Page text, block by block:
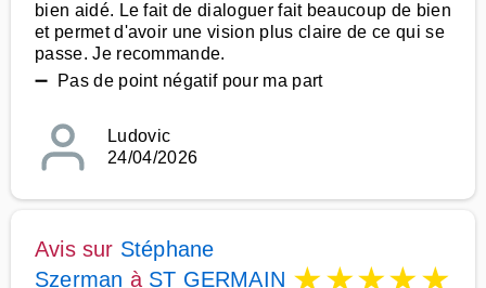
bien aidé. Le fait de dialoguer fait beaucoup de bien
et permet d'avoir une vision plus claire de ce qui se
passe. Je recommande.
➖ Pas de point négatif pour ma part
Ludovic
24/04/2026
Avis sur Stéphane
Szerman à ST GERMAIN ★★★★★